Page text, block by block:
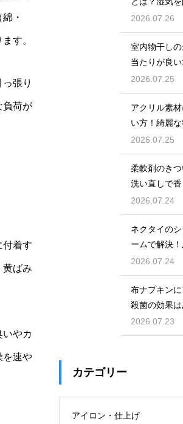
・
す。
張り
負荷が
付着す
黄ばみ
やカ
を速や
守る収納術
2026.07.26
室内物干し
当たりが良
イント
2026.07.25
アクリル素
い方！綺麗
洗濯のコツ
2026.07.25
柔軟剤のきつ
洗い直しで
順
2026.07.24
ネクタイの
ームで解決
裏技
2026.07.24
布ナプキン
殺菌の効果は
ケア
2026.07.23
カテゴリー
アイロン・仕上げ